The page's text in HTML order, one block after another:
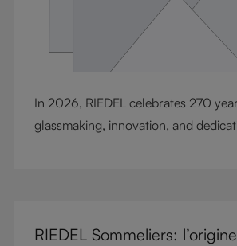
In 2026, RIEDEL celebrates 270
glassmaking, innovation, and
created with unique anniversary
RIEDEL Sommeliers: